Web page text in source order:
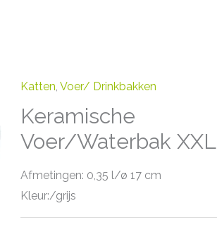
Katten,Voer/ Drinkbakken
Keramische
Voer/Waterbak XXL
Afmetingen: 0,35 l/ø 17 cm
Kleur:/grijs